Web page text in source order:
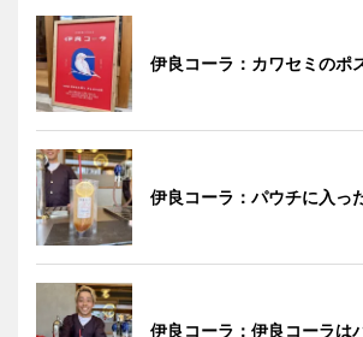
伊良コーラ：カワセミのポ
伊良コーラ：パウチに入っ
伊良コーラ：伊良コーラは